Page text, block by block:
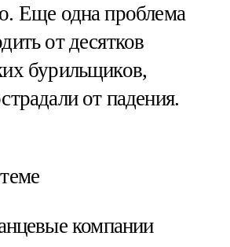
Еще одна проблема
от десятков
бурильщиков,
от падения.
компании